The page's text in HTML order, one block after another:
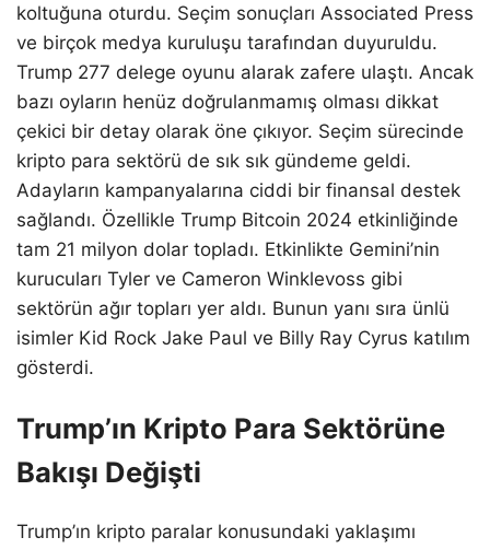
koltuğuna oturdu. Seçim sonuçları Associated Press
ve birçok medya kuruluşu tarafından duyuruldu.
Trump 277 delege oyunu alarak zafere ulaştı. Ancak
bazı oyların henüz doğrulanmamış olması dikkat
çekici bir detay olarak öne çıkıyor. Seçim sürecinde
kripto para sektörü de sık sık gündeme geldi.
Adayların kampanyalarına ciddi bir finansal destek
sağlandı. Özellikle Trump Bitcoin 2024 etkinliğinde
tam 21 milyon dolar topladı. Etkinlikte Gemini’nin
kurucuları Tyler ve Cameron Winklevoss gibi
sektörün ağır topları yer aldı. Bunun yanı sıra ünlü
isimler Kid Rock Jake Paul ve Billy Ray Cyrus katılım
gösterdi.
Trump’ın Kripto Para Sektörüne
Bakışı Değişti
Trump’ın kripto paralar konusundaki yaklaşımı